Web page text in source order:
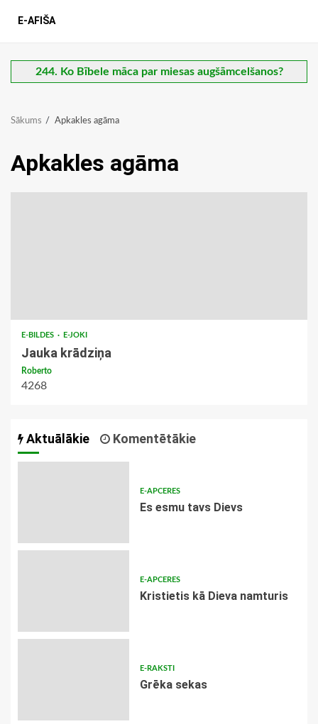
E-AFIŠA
244. Ko Bībele māca par miesas augšāmcelšanos?
Sākums Apkakles agāma
Apkakles agāma
E-BILDES E-JOKI
Jauka krādziņa
Roberto
4268
Aktuālākie Komentētākie
E-APCERES
Es esmu tavs Dievs
E-APCERES
Kristietis kā Dieva namturis
E-RAKSTI
Grēka sekas